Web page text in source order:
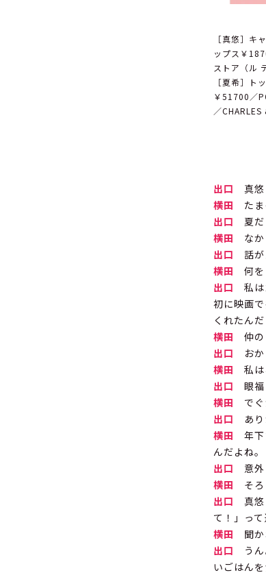
［真悠］
ップス￥
ストア（ル
［夏希］
￥51700／
／CHARLES
出口 真悠
横田
たま
出口
夏だ
横田
なか
出口
話が
横田
何を
出口
私は
初に映画
くれたんだ
横田
仲の
出口
おか
横田
私は
出口
眼福
横田
でぐ
出口
あり
横田
年下
んだよね。
出口
意外
横田
そろ
出口
真悠
て！」っ
横田
聞か
出口
うん
いごはん